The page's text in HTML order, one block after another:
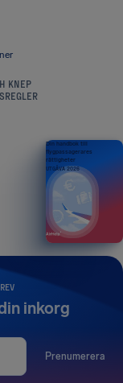
KNEP
inkorg
Prenumerera
Din handbok till
flygpassagerares
rättigheter
UTGÅVA 2026